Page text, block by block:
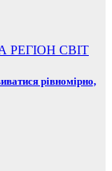
РЕГІОН СВІТ
рівномірно,